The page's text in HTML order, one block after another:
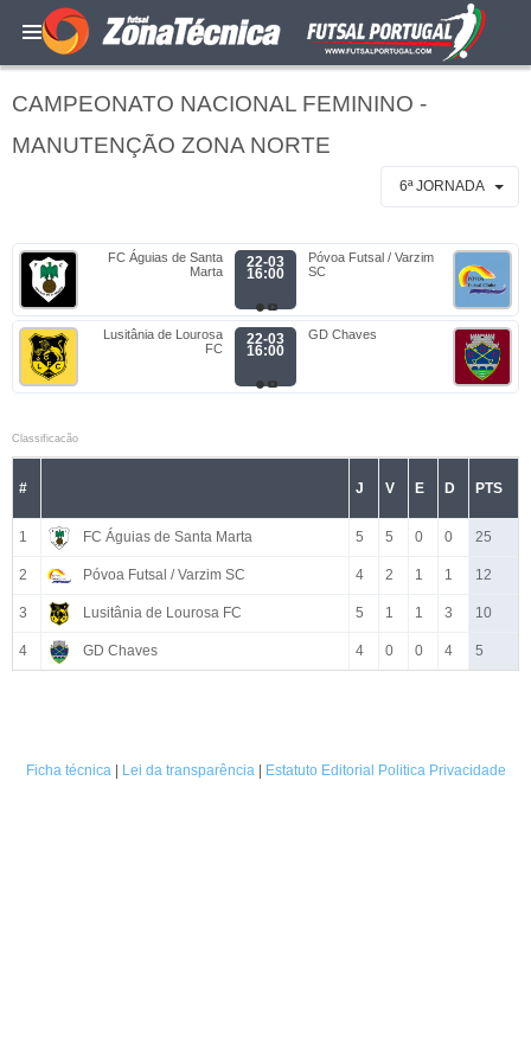
CAMPEONATO NACIONAL FEMININO -
MANUTENÇÃO ZONA NORTE
6ª JORNADA
FC Águias de Santa
Marta
22-03
16:00
Póvoa Futsal / Varzim
SC
Lusitânia de Lourosa
FC
22-03
16:00
GD Chaves
Classificacão
# J V E D PTS
1 FC Águias de Santa Marta 5 5 0 0 25
2 Póvoa Futsal / Varzim SC 4 2 1 1 12
3 Lusitânia de Lourosa FC 5 1 1 3 10
4 GD Chaves 4 0 0 4 5
Ficha técnica| Lei da transparência| Estatuto Editorial Politica Privacidade